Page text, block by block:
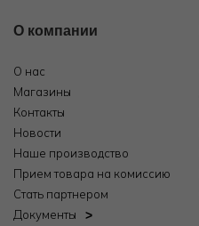
О компании
О нас
Магазины
Контакты
Новости
Наше производство
Прием товара на комиссию
Стать партнером
Документы